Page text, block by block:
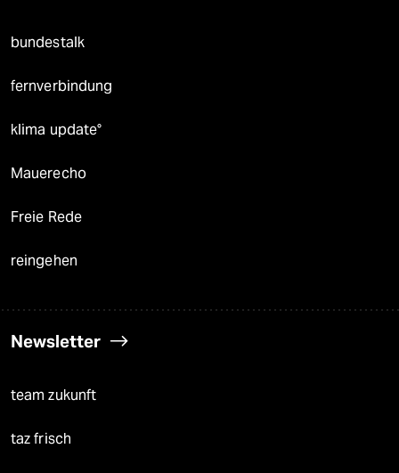
bundestalk
fernverbindung
klima update°
Mauerecho
Freie Rede
reingehen
Newsletter
team zukunft
taz frisch